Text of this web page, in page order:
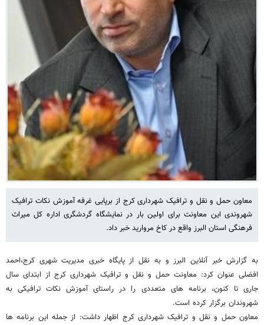
معاون حمل و نقل و ترافیک شهرداری کرج از برپایی غرفه آموزش نکات ترافیک
شهروندی این معاونت برای اولین بار در نمایشگاه گردشگری اداره کل میراث
فرهنگی استان البرز واقع در کاخ مروارید خبر داد.
به گزارش خبر آنلاین البرز و به نقل از پایگاه خبری مدیریت شهری کرج،احمد
افضلی عنوان کرد: معاونت حمل و نقل و ترافیک شهرداری کرج از ابتدای سال
جاری تا کنون، برنامه های متعددی را در راستای آموزش نکات ترافیکی به
شهروندان برگزار کرده است.
معاون حمل و نقل و ترافیک شهرداری کرج اظهار داشت: از جمله این برنامه ها